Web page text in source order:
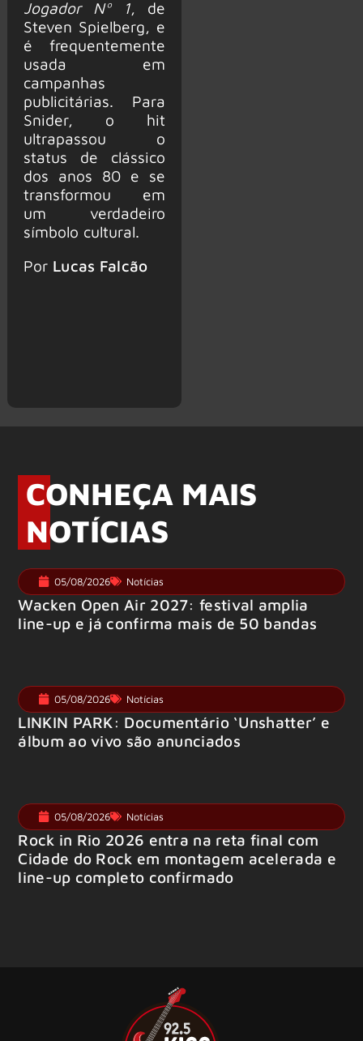
Jogador Nº 1, de
Steven Spielberg, e
é frequentemente
usada em
campanhas
publicitárias. Para
Snider, o hit
ultrapassou o
status de clássico
dos anos 80 e se
transformou em
um verdadeiro
símbolo cultural.
Por Lucas Falcão
CONHEÇA MAIS
NOTÍCIAS
05/08/2026 Notícias
Wacken Open Air 2027: festival amplia
line-up e já confirma mais de 50 bandas
05/08/2026 Notícias
LINKIN PARK: Documentário ‘Unshatter’ e
álbum ao vivo são anunciados
05/08/2026 Notícias
Rock in Rio 2026 entra na reta final com
Cidade do Rock em montagem acelerada e
line-up completo confirmado